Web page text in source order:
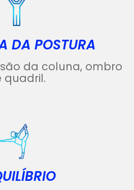
DA POSTURA
da coluna, ombro
quadril.